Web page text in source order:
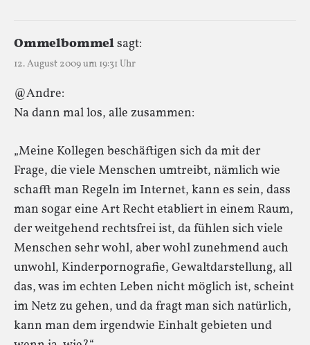
Ommelbommelsagt:
12. August 2009 um 19:31 Uhr
@Andre:
Na dann mal los, alle zusammen:
„Meine Kollegen beschäftigen sich da mit der
Frage, die viele Menschen umtreibt, nämlich wie
schafft man Regeln im Internet, kann es sein, dass
man sogar eine Art Recht etabliert in einem Raum,
der weitgehend rechtsfrei ist, da fühlen sich viele
Menschen sehr wohl, aber wohl zunehmend auch
unwohl, Kinderpornografie, Gewaltdarstellung, all
das, was im echten Leben nicht möglich ist, scheint
im Netz zu gehen, und da fragt man sich natürlich,
kann man dem irgendwie Einhalt gebieten und